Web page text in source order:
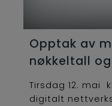
Opptak av
nøkkeltall
Tirsdag 12. mai
digitalt